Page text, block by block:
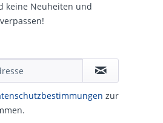
keine Neuheiten und
zur